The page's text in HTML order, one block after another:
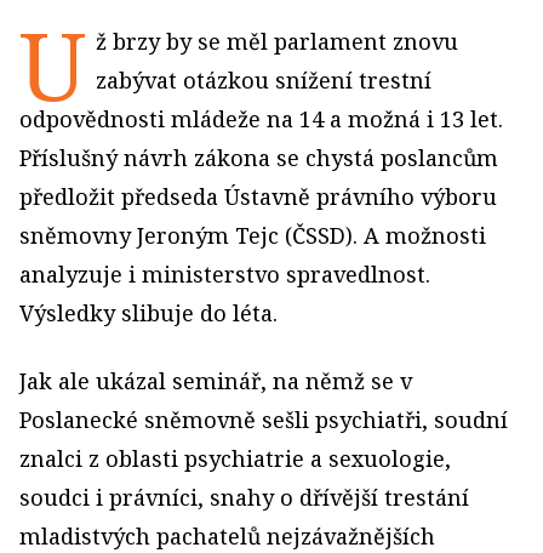
U ž brzy by se měl parlament znovu
zabývat otázkou snížení trestní
odpovědnosti mládeže na 14 a možná i 13 let.
Příslušný návrh zákona se chystá poslancům
předložit předseda Ústavně právního výboru
sněmovny Jeroným Tejc (ČSSD). A možnosti
analyzuje i ministerstvo spravedlnost.
Výsledky slibuje do léta.
Jak ale ukázal seminář, na němž se v
Poslanecké sněmovně sešli psychiatři, soudní
znalci z oblasti psychiatrie a sexuologie,
soudci i právníci, snahy o dřívější trestání
mladistvých pachatelů nejzávažnějších